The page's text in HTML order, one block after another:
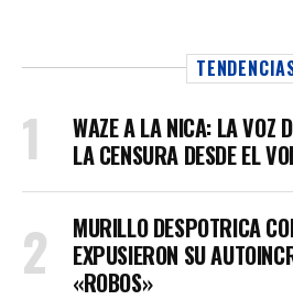
WAZE A LA NICA: LA VOZ
LA CENSURA DESDE EL
MURILLO DESPOTRICA
EXPUSIERON SU
«ROBOS»